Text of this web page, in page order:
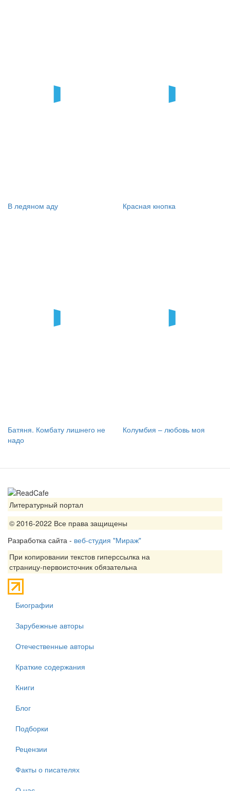
В ледяном аду Красная кнопка
Батяня. Комбату лишнего не
надо
Колумбия – любовь моя
Литературный портал
© 2016-2022 Все права защищены
Разработка сайта - веб-студия "Мираж"
При копировании текстов гиперссылка на
страницу-первоисточник обязательна
Биографии
Зарубежные авторы
Отечественные авторы
Краткие содержания
Книги
Блог
Подборки
Рецензии
Факты о писателях